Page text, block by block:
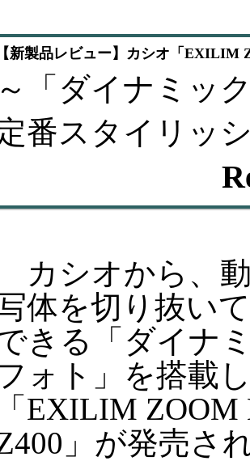
【新製品レビュー】カシオ「EXILIM
～「ダイナミッ
番スタイリッ
カシオから、
体を切り抜い
きる「ダイナ
ォト」を搭載
「EXILIM ZOOM
」が発売さ